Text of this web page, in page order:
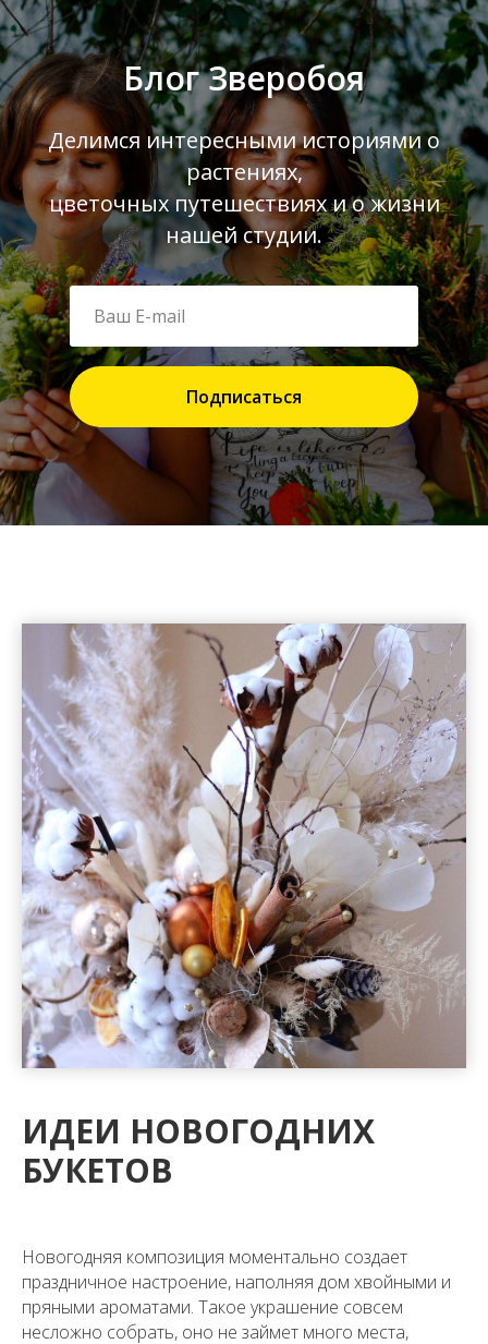
Блог Зверобоя
Делимся интересными историями о
растениях,
цветочных путешествиях и о жизни
нашей студии.
Подписаться
ИДЕИ НОВОГОДНИХ
БУКЕТОВ
Новогодняя композиция моментально создает
праздничное настроение, наполняя дом хвойными и
пряными ароматами. Такое украшение совсем
несложно собрать, оно не займет много места,